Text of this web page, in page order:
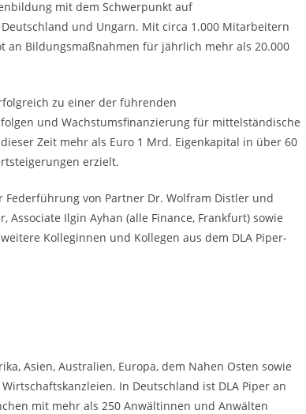
mit dem Schwerpunkt auf
und Ungarn. Mit circa 1.000 Mitarbeitern
Bildungsmaßnahmen für jährlich mehr als 20.000
zu einer der führenden
und Wachstumsfinanzierung für mittelständische
Zeit mehr als Euro 1 Mrd. Eigenkapital in über 60
erzielt.
von Partner Dr. Wolfram Distler und
Associate Ilgin Ayhan (alle Finance, Frankfurt) sowie
Kolleginnen und Kollegen aus dem DLA Piper-
Asien, Australien, Europa, dem Nahen Osten sowie
In Deutschland ist DLA Piper an
mit mehr als 250 Anwältinnen und Anwälten